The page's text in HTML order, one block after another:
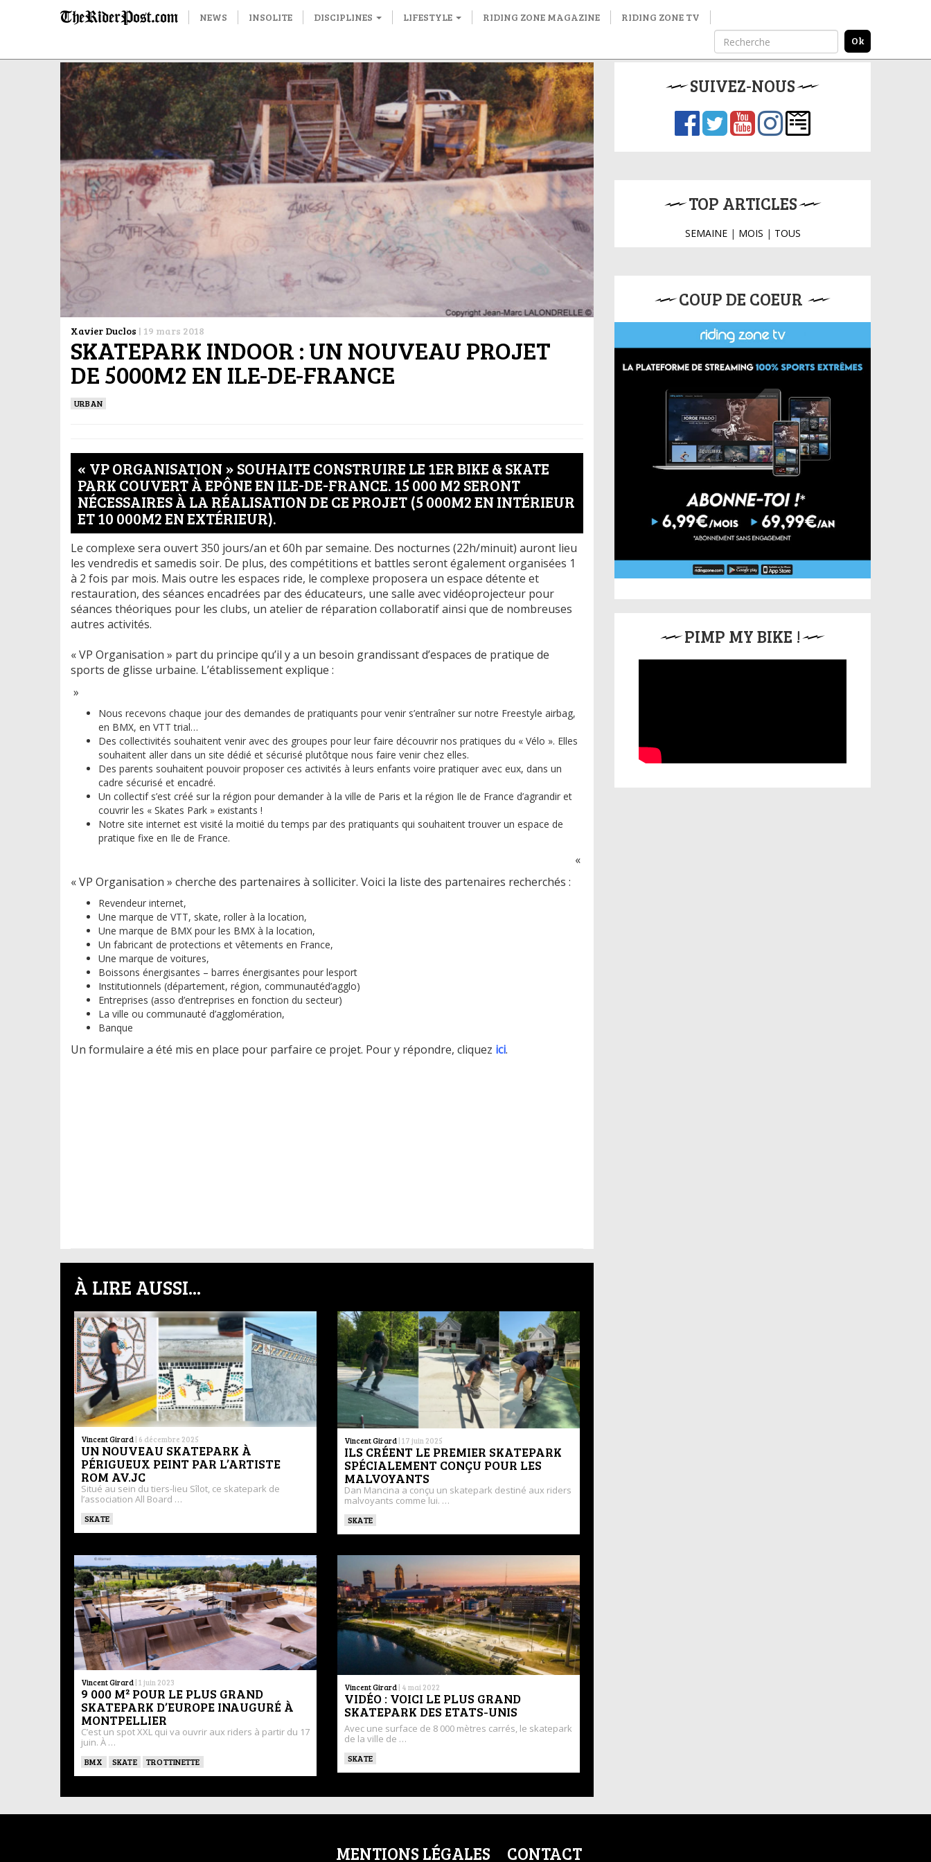
NEWS INSOLITE DISCIPLINES LIFESTYLE RIDING ZONE MAGAZINE RIDING ZONE TV
Xavier Duclos | 19 mars 2018
SKATEPARK INDOOR : UN NOUVEAU PROJET
DE 5000M2 EN ILE-DE-FRANCE
URBAN
« VP ORGANISATION » SOUHAITE CONSTRUIRE LE 1ER BIKE & SKATE
PARK COUVERT À EPÔNE EN ILE-DE-FRANCE. 15 000 M2 SERONT
NÉCESSAIRES À LA RÉALISATION DE CE PROJET (5 000M2 EN INTÉRIEUR
ET 10 000M2 EN EXTÉRIEUR).
Le complexe sera ouvert 350 jours/an et 60h par semaine. Des nocturnes (22h/minuit) auront lieu
les vendredis et samedis soir. De plus, des compétitions et battles seront également organisées 1
à 2 fois par mois. Mais outre les espaces ride, le complexe proposera un espace détente et
restauration, des séances encadrées par des éducateurs, une salle avec vidéoprojecteur pour
séances théoriques pour les clubs, un atelier de réparation collaboratif ainsi que de nombreuses
autres activités.
« VP Organisation » part du principe qu’il y a un besoin grandissant d’espaces de pratique de
sports de glisse urbaine. L’établissement explique :
»
Nous recevons chaque jour des demandes de pratiquants pour venir s’entraîner sur notre Freestyle airbag,
en BMX, en VTT trial…
Des collectivités souhaitent venir avec des groupes pour leur faire découvrir nos pratiques du « Vélo ». Elles
souhaitent aller dans un site dédié et sécurisé plutôtque nous faire venir chez elles.
Des parents souhaitent pouvoir proposer ces activités à leurs enfants voire pratiquer avec eux, dans un
cadre sécurisé et encadré.
Un collectif s’est créé sur la région pour demander à la ville de Paris et la région Ile de France d’agrandir et
couvrir les « Skates Park » existants !
Notre site internet est visité la moitié du temps par des pratiquants qui souhaitent trouver un espace de
pratique fixe en Ile de France.
«
« VP Organisation » cherche des partenaires à solliciter. Voici la liste des partenaires recherchés :
Revendeur internet,
Une marque de VTT, skate, roller à la location,
Une marque de BMX pour les BMX à la location,
Un fabricant de protections et vêtements en France,
Une marque de voitures,
Boissons énergisantes – barres énergisantes pour lesport
Institutionnels (département, région, communautéd’agglo)
Entreprises (asso d’entreprises en fonction du secteur)
La ville ou communauté d’agglomération,
Banque
Un formulaire a été mis en place pour parfaire ce projet. Pour y répondre, cliquez ici.
À LIRE AUSSI...
Vincent Girard | 6 décembre 2025
UN NOUVEAU SKATEPARK À
PÉRIGUEUX PEINT PAR L’ARTISTE
ROM AV.JC
Situé au sein du tiers-lieu Sîlot, ce skatepark de
l’association All Board …
SKATE
Vincent Girard | 17 juin 2025
ILS CRÉENT LE PREMIER SKATEPARK
SPÉCIALEMENT CONÇU POUR LES
MALVOYANTS
Dan Mancina a conçu un skatepark destiné aux riders
malvoyants comme lui. …
SKATE
Vincent Girard | 1 juin 2023
9 000 M² POUR LE PLUS GRAND
SKATEPARK D’EUROPE INAUGURÉ À
MONTPELLIER
C’est un spot XXL qui va ouvrir aux riders à partir du 17
juin. À …
BMX SKATE TROTTINETTE
Vincent Girard | 4 mai 2022
VIDÉO : VOICI LE PLUS GRAND
SKATEPARK DES ETATS-UNIS
Avec une surface de 8 000 mètres carrés, le skatepark
de la ville de …
SKATE
SUIVEZ-NOUS
TOP ARTICLES
SEMAINE| MOIS | TOUS
COUP DE COEUR
PIMP MY BIKE !
MENTIONS LÉGALES CONTACT